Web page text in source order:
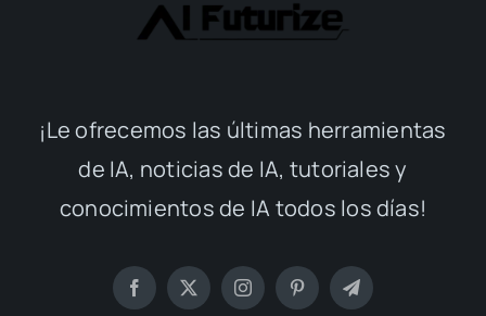
¡Le ofrecemos las últimas herramientas
de IA, noticias de IA, tutoriales y
conocimientos de IA todos los días!